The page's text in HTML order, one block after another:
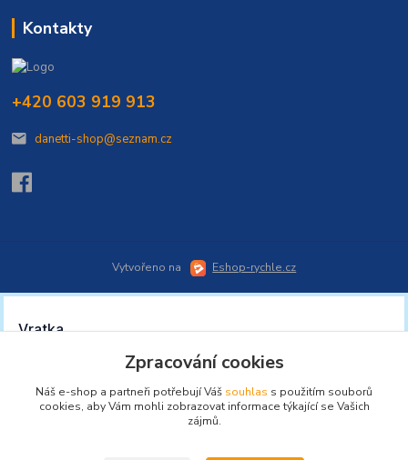
Kontakty
+420 603 919 913
danetti-shop@seznam.cz
Vytvořeno na Eshop-rychle.cz
Zpracování cookies
Náš e-shop a partneři potřebují Váš souhlas s použitím souborů
cookies, aby Vám mohli zobrazovat informace týkající se Vašich
zájmů.